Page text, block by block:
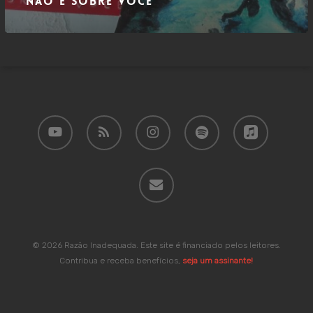
youtube RSS instagram spotify applemusic
email
© 2026 Razão Inadequada. Este site é financiado pelos leitores.
Contribua e receba benefícios, seja um assinante!